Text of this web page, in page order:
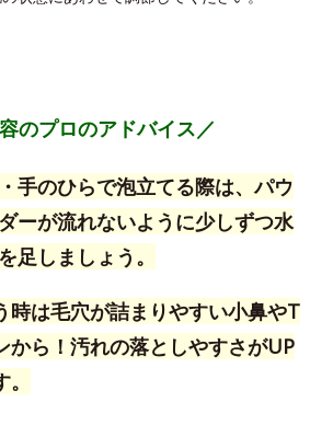
のプロのアドバイス／
・手のひらで泡立てる際は、パウ
ダーが流れないように少しずつ水
を足しましょう。
時は毛穴が詰まりやすい小鼻やT
から！汚れの落としやすさがUP